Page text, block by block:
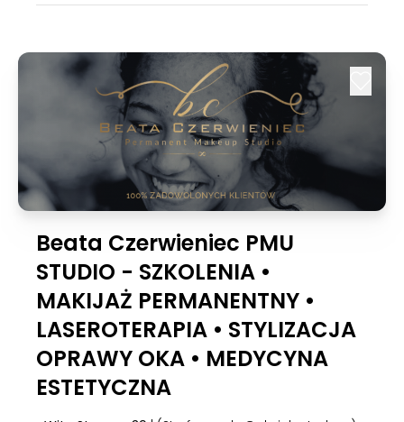
Beata Czerwieniec PMU
STUDIO - SZKOLENIA •
MAKIJAŻ PERMANENTNY •
LASEROTERAPIA • STYLIZACJA
OPRAWY OKA • MEDYCYNA
ESTETYCZNA